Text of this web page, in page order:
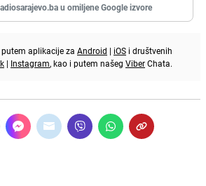
u omiljene Google izvore
aplikacije za Android | iOS i društvenih
| Instagram, kao i putem našeg ViberChata.